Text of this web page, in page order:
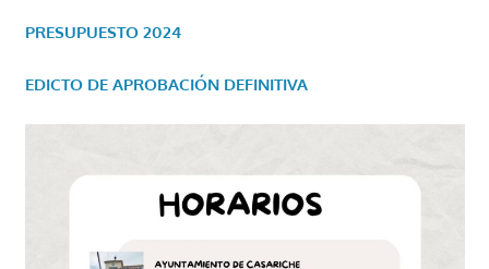
PRESUPUESTO 2024
EDICTO DE APROBACIÓN DEFINITIVA